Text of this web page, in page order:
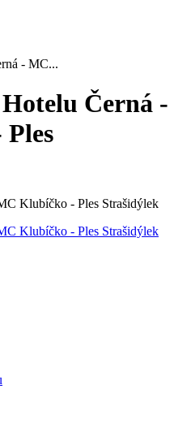
- MC...
Hotelu Černá -
Klubíčko - Ples Strašidýlek
Klubíčko - Ples Strašidýlek